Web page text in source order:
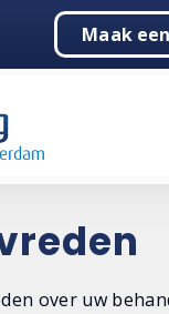
Maak
over uw